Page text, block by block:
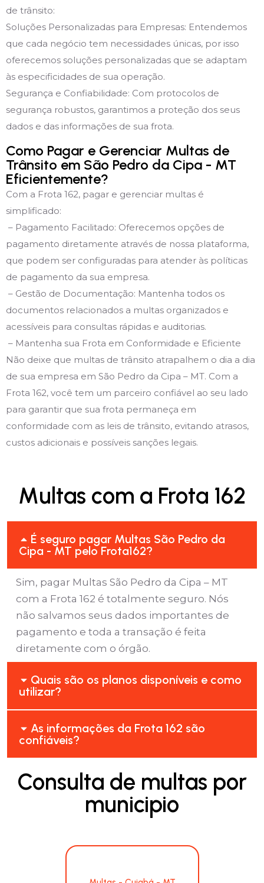
de trânsito:
Soluções Personalizadas para Empresas: Entendemos
que cada negócio tem necessidades únicas, por isso
oferecemos soluções personalizadas que se adaptam
às especificidades de sua operação.
Segurança e Confiabilidade: Com protocolos de
segurança robustos, garantimos a proteção dos seus
dados e das informações de sua frota.
Como Pagar e Gerenciar Multas de
Trânsito em São Pedro da Cipa - MT
Eficientemente?
Com a Frota 162, pagar e gerenciar multas é
simplificado:
– Pagamento Facilitado: Oferecemos opções de
pagamento diretamente através de nossa plataforma,
que podem ser configuradas para atender às políticas
de pagamento da sua empresa.
– Gestão de Documentação: Mantenha todos os
documentos relacionados a multas organizados e
acessíveis para consultas rápidas e auditorias.
– Mantenha sua Frota em Conformidade e Eficiente
Não deixe que multas de trânsito atrapalhem o dia a dia
de sua empresa em São Pedro da Cipa – MT. Com a
Frota 162, você tem um parceiro confiável ao seu lado
para garantir que sua frota permaneça em
conformidade com as leis de trânsito, evitando atrasos,
custos adicionais e possíveis sanções legais.
Multas com a Frota 162
É seguro pagar Multas São Pedro da
Cipa - MT pelo Frota162?
Sim, pagar Multas São Pedro da Cipa – MT
com a Frota 162 é totalmente seguro. Nós
não salvamos seus dados importantes de
pagamento e toda a transação é feita
diretamente com o órgão.
Quais são os planos disponíveis e como
utilizar?
As informações da Frota 162 são
confiáveis?
Consulta de multas por
municipio